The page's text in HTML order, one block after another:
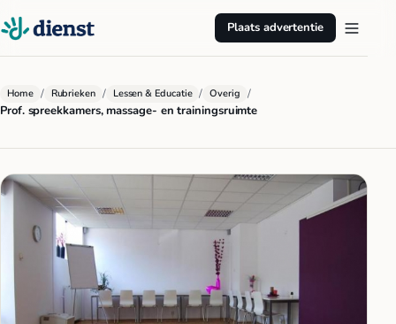
Plaats advertentie
Home / Rubrieken / Lessen & Educatie / Overig /
Prof. spreekkamers, massage- en trainingsruimte